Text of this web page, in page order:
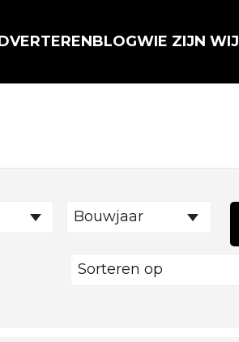
BLOGWIE ZIJN WIJ
Bouwjaar
Sorteren op